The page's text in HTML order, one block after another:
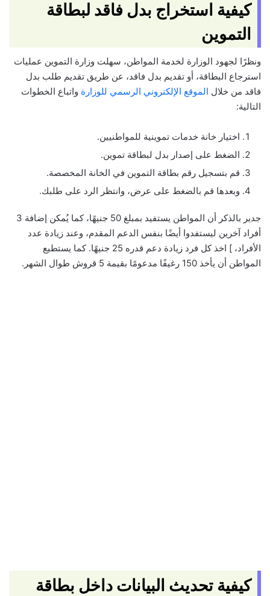
كيفية استخراج بدل فاقد لبطاقة
التموين
ونظرًا لجهود الوزارة لخدمة المواطن، سهلت وزارة التموين عمليات
استرجاع البطاقة، أو تقديم بدل فاقد، عن طريق تقديم طلب بدل
فاقد من خلال الموقع الإلكتروني الرسمي للوزارة واتباع الخطوات
التالية:
اختيار خانة خدمات تموينية للمواطنيين.
الضغط على إصدار بدل لبطاقة تموين.
قم بتسجيل رقم بطاقة التموين في الخانة المخصصة.
وبعدها قم بالضغط على عرض، وانتظر الرد على طلبك.
جدير بالذكر أن المواطن يستفيد بمبلغ 50 جنيهًا، كما يُمكن إضافة 3
أفراد آخرين ليستفدوا أيضًا بنفس الدعم المقدم، وعند زيادة عدد
الأفراد، ] اخذ كل فرد زيادة دعم قدره 25 جنيهًا. كما يستطيع
المواطن أن يأخذ 150 رغيفًا مدعومًا بقيمة 5 قروش طوال الشهر.
كيفية تحديث البيانات داخل بطاقة